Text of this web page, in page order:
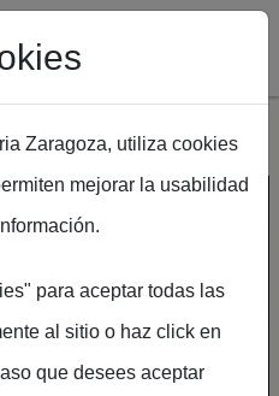
Zaragoza, utiliza cookies
mejorar la usabilidad
para aceptar todas las
al sitio o haz click en
que desees aceptar